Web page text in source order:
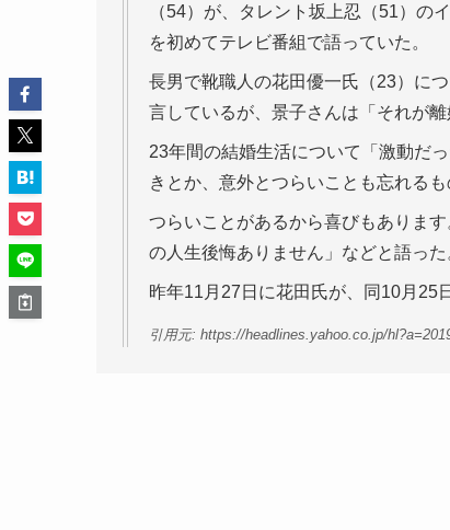
（54）が、タレント坂上忍（51）の
を初めてテレビ番組で語っていた。
長男で靴職人の花田優一氏（23）に
言しているが、景子さんは「それが
23年間の結婚生活について「激動だ
きとか、意外とつらいことも忘れるも
つらいことがあるから喜びもありま
の人生後悔ありません」などと語った
昨年11月27日に花田氏が、同10月25
引用元: https://headlines.yahoo.co.jp/